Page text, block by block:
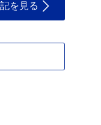
を見る